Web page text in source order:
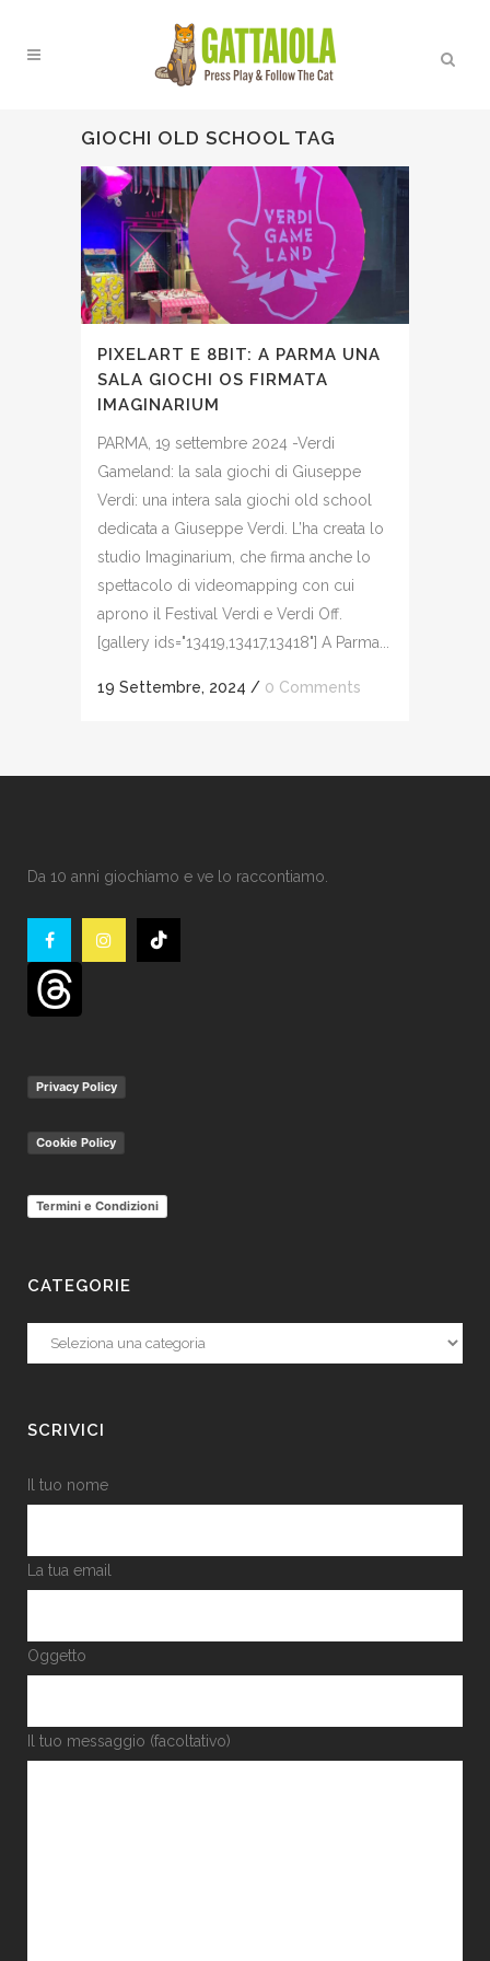
GIOCHI OLD SCHOOL TAG
PIXELART E 8BIT: A PARMA UNA
SALA GIOCHI OS FIRMATA
IMAGINARIUM
PARMA, 19 settembre 2024 -Verdi
Gameland: la sala giochi di Giuseppe
Verdi: una intera sala giochi old school
dedicata a Giuseppe Verdi. L’ha creata lo
studio Imaginarium, che firma anche lo
spettacolo di videomapping con cui
aprono il Festival Verdi e Verdi Off.
[gallery ids="13419,13417,13418"] A Parma...
19 Settembre, 2024 / 0 Comments
Da 10 anni giochiamo e ve lo raccontiamo.
Privacy Policy
Cookie Policy
Termini e Condizioni
CATEGORIE
Categorie
SCRIVICI
Il tuo nome
La tua email
Oggetto
Il tuo messaggio (facoltativo)